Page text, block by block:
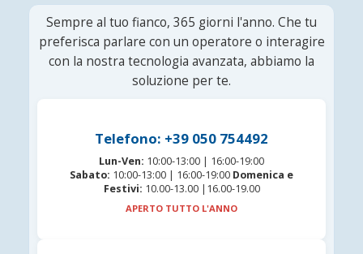
Sempre al tuo fianco, 365 giorni l'anno. Che tu
preferisca parlare con un operatore o interagire
con la nostra tecnologia avanzata, abbiamo la
soluzione per te.
Telefono: +39 050 754492
Lun-Ven: 10:00-13:00 | 16:00-19:00
Sabato: 10:00-13:00 | 16:00-19:00 Domenica e
Festivi: 10.00-13.00 |16.00-19.00
APERTO TUTTO L'ANNO